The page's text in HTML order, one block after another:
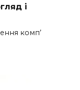
і
комп’